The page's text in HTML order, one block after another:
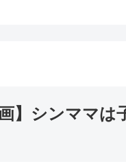
】 シンママは